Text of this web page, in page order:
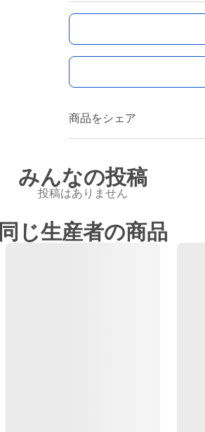
商品をシェア
みんなの投稿
投稿はありません
同じ生産者の商品